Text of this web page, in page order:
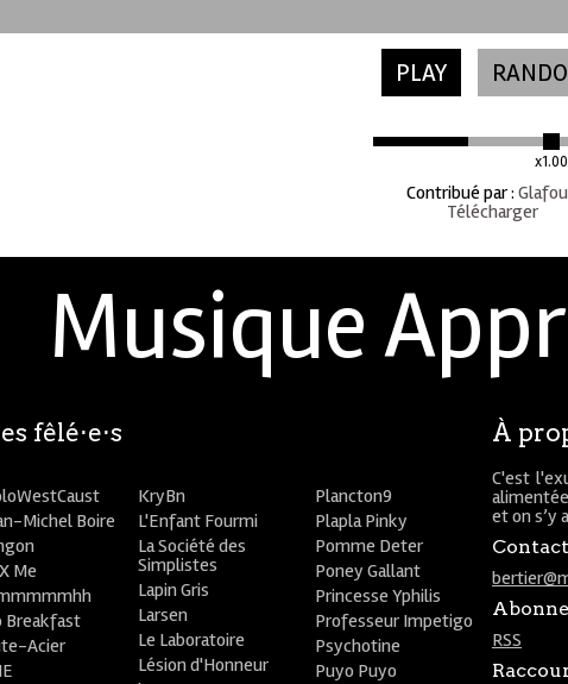
PLAY
x1.00
Contribué par:
Télécharger
Musique
À
C'est
et on s’y
Contact
RSS
fêlé⋅e⋅s
Michel Boire
Me
Breakfast
Acier
KryBn
L'Enfant Fourmi
La Société des
Simplistes
Lapin Gris
Larsen
Le Laboratoire
Lésion d'Honneur
Plancton9
Plapla Pinky
Pomme Deter
Poney Gallant
Princesse Yphilis
Professeur Impetigo
Psychotine
Puyo Puyo